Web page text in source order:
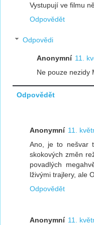
Vystupují ve filmu
Odpovědět
Odpovědi
Anonymní 11.
Ne pouze nezidy
Odpovědět
Anonymní 11.
Ano, je to nešvar
skokových změn
povadlých
lživými trajlery, ale
Odpovědět
Anonymní 11.